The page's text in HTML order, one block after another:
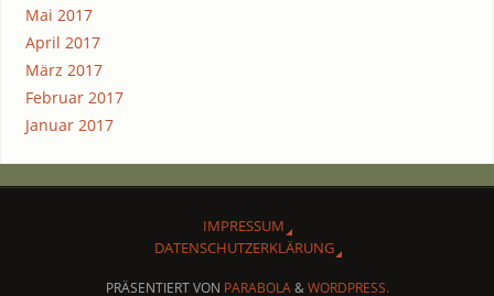
Mai 2017
April 2017
März 2017
Februar 2017
Januar 2017
IMPRES­SUM
DATEN­SCHUTZ­ER­KLÄ­RUNG
PRÄSENTIERT VON PARABOLA&WORDPRESS.